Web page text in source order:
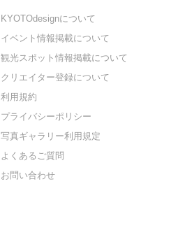
KYOTOdesignについて
イベント情報掲載について
観光スポット情報掲載について
クリエイター登録について
利用規約
プライバシーポリシー
写真ギャラリー利用規定
よくあるご質問
お問い合わせ